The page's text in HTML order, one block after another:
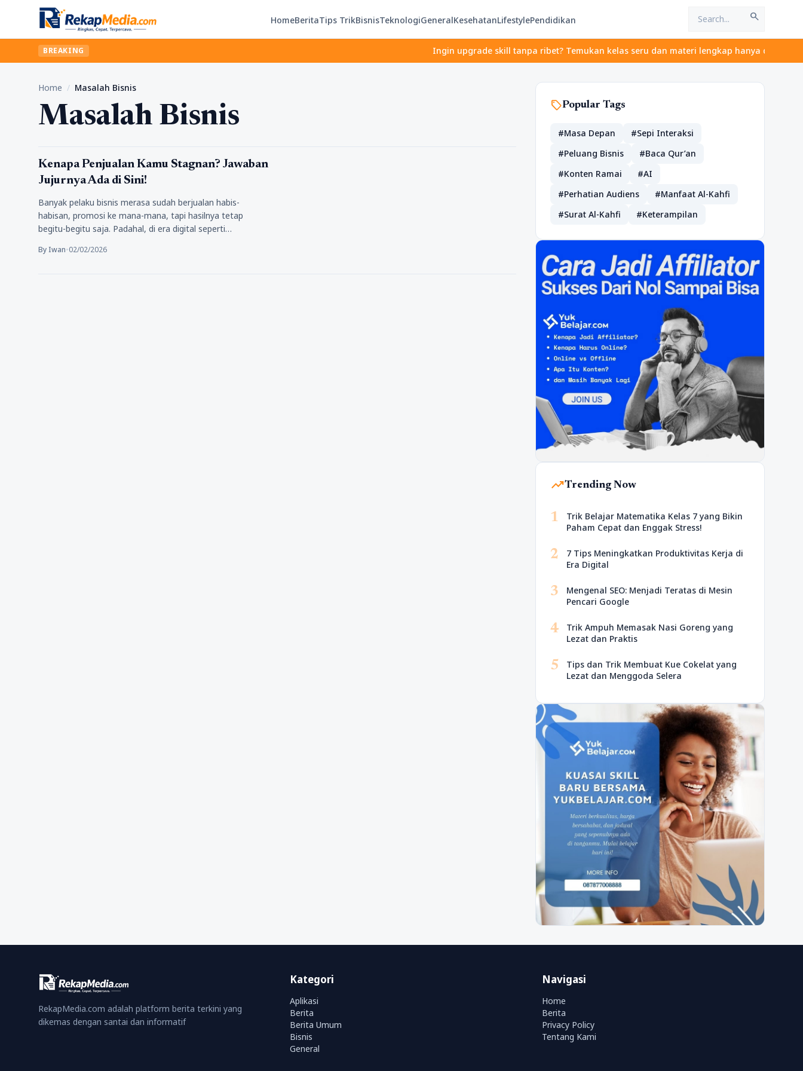
HomeBeritaTips TrikBisnisTeknologiGeneralKesehatanLifestylePendidikan search
BREAKING Ingin upgrade skill tanpa ribet? Temukan kelas seru dan materi lengkap hanya di
Home / Masalah Bisnis
Masalah Bisnis
Bisnis
Kenapa Penjualan Kamu Stagnan? Jawaban
Jujurnya Ada di Sini!
Banyak pelaku bisnis merasa sudah berjualan habis-
habisan, promosi ke mana-mana, tapi hasilnya tetap
begitu-begitu saja. Padahal, di era digital seperti…
By Iwan•02/02/2026
sellPopular Tags
#Masa Depan
#Sepi Interaksi
#Peluang Bisnis
#Baca Qur’an
#Konten Ramai
#AI
#Perhatian Audiens
#Manfaat Al-Kahfi
#Surat Al-Kahfi
#Keterampilan
trending_upTrending Now
1
Trik Belajar Matematika Kelas 7 yang Bikin
Paham Cepat dan Enggak Stress!
2
7 Tips Meningkatkan Produktivitas Kerja di
Era Digital
3
Mengenal SEO: Menjadi Teratas di Mesin
Pencari Google
4
Trik Ampuh Memasak Nasi Goreng yang
Lezat dan Praktis
5
Tips dan Trik Membuat Kue Cokelat yang
Lezat dan Menggoda Selera
RekapMedia.com adalah platform berita terkini yang
dikemas dengan santai dan informatif
Kategori
Aplikasi
Berita
Berita Umum
Bisnis
General
Navigasi
Home
Berita
Privacy Policy
Tentang Kami